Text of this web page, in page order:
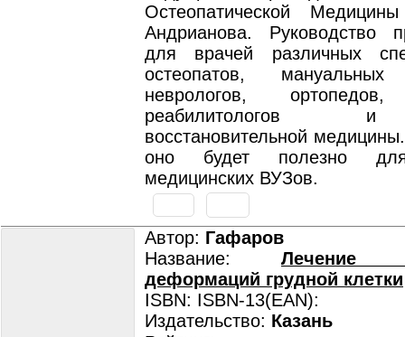
Остеопатической
Андрианова. Руководство
для врачей различных
остеопатов, мануальных
неврологов, ортопедов,
реабилитологов
восстановительной
оно будет полезно для
медицинских ВУЗов.
Автор: Гафаров
Название: Лечение
деформаций грудной клетки
ISBN: ISBN-13(EAN):
Издательство: Казань